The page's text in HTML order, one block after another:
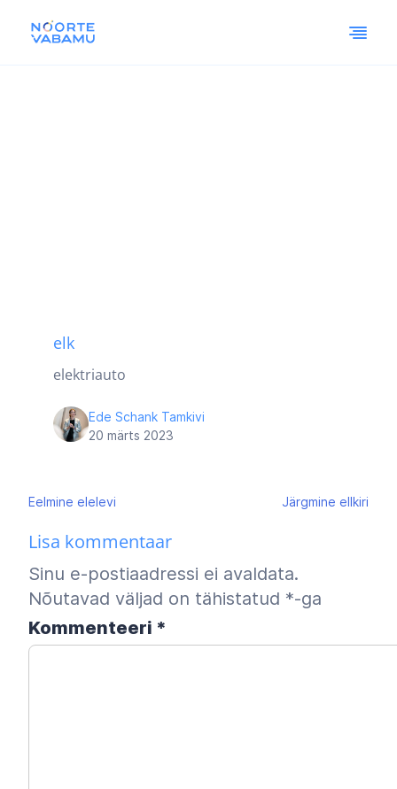
elk
elektriauto
Ede Schank Tamkivi
20 märts 2023
Navigeerimine
Eelmine elelevi Järgmine ellkiri
Lisa kommentaar
Sinu e-postiaadressi ei avaldata.
Nõutavad väljad on tähistatud *-ga
Kommenteeri *